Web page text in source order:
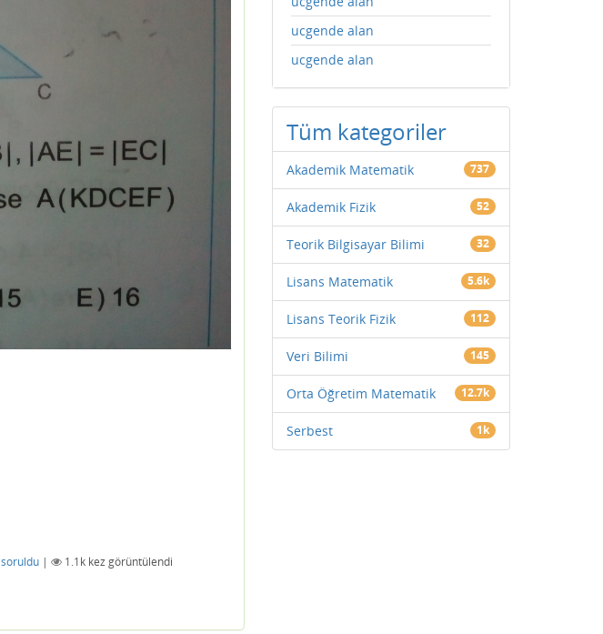
soruldu | 1.1k kez görüntülendi
ucgende alan
ucgende alan
Tüm kategoriler
Akademik Matematik 737
Akademik Fizik 52
Teorik Bilgisayar Bilimi 32
Lisans Matematik 5.6k
Lisans Teorik Fizik 112
Veri Bilimi 145
Orta Öğretim Matematik 12.7k
Serbest 1k